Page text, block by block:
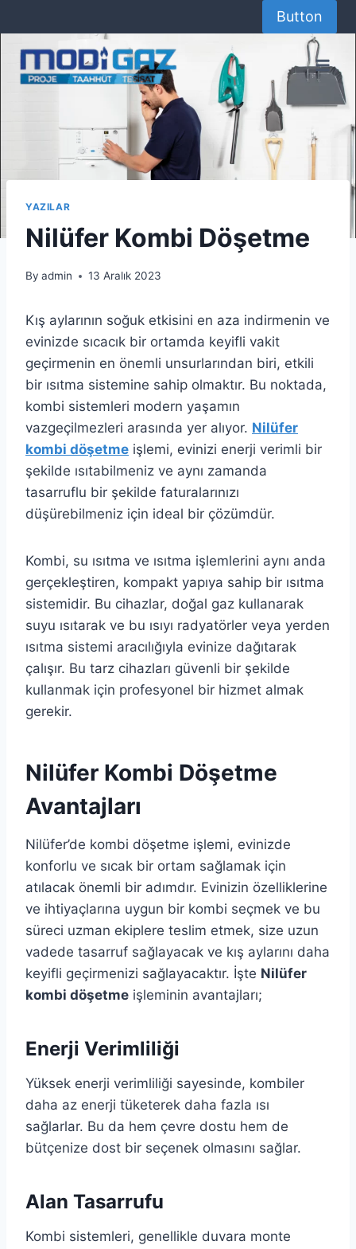
to
content
Button
YAZILAR
Nilüfer Kombi Döşetme
By admin 13 Aralık 2023
Kış aylarının soğuk etkisini en aza indirmenin ve
evinizde sıcacık bir ortamda keyifli vakit
geçirmenin en önemli unsurlarından biri, etkili
bir ısıtma sistemine sahip olmaktır. Bu noktada,
kombi sistemleri modern yaşamın
vazgeçilmezleri arasında yer alıyor. Nilüfer
kombi döşetme işlemi, evinizi enerji verimli bir
şekilde ısıtabilmeniz ve aynı zamanda
tasarruflu bir şekilde faturalarınızı
düşürebilmeniz için ideal bir çözümdür.
Kombi, su ısıtma ve ısıtma işlemlerini aynı anda
gerçekleştiren, kompakt yapıya sahip bir ısıtma
sistemidir. Bu cihazlar, doğal gaz kullanarak
suyu ısıtarak ve bu ısıyı radyatörler veya yerden
ısıtma sistemi aracılığıyla evinize dağıtarak
çalışır. Bu tarz cihazları güvenli bir şekilde
kullanmak için profesyonel bir hizmet almak
gerekir.
Nilüfer Kombi Döşetme
Avantajları
Nilüfer’de kombi döşetme işlemi, evinizde
konforlu ve sıcak bir ortam sağlamak için
atılacak önemli bir adımdır. Evinizin özelliklerine
ve ihtiyaçlarına uygun bir kombi seçmek ve bu
süreci uzman ekiplere teslim etmek, size uzun
vadede tasarruf sağlayacak ve kış aylarını daha
keyifli geçirmenizi sağlayacaktır. İşte Nilüfer
kombi döşetme işleminin avantajları;
Enerji Verimliliği
Yüksek enerji verimliliği sayesinde, kombiler
daha az enerji tüketerek daha fazla ısı
sağlarlar. Bu da hem çevre dostu hem de
bütçenize dost bir seçenek olmasını sağlar.
Alan Tasarrufu
Kombi sistemleri, genellikle duvara monte